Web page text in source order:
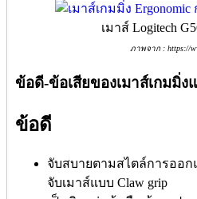
เมาส์ Logitech
ภาพจาก : https://
ข้อดี-ข้อเสียของเมาส์เกมมิ่ง
ข้อดี
จับสบายตามสไตล์การออ
จับเมาส์แบบ Claw grip